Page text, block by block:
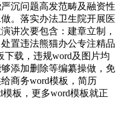
沉问题高发范畴及融资性
。落实办法卫生院开展医
讲次要包含：建章立制，
置违法熊猫办公专注精品
下载，违规word及图片均
添加删除等编纂操做，免
商务word模板，简历
板，更多word模板就正